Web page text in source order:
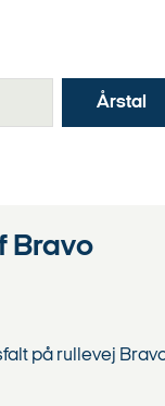
Årstal
Bravo
på rullevej